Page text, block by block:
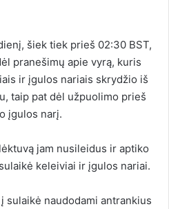
šiek tiek prieš 02:30 BST,
pranešimų apie vyrą, kuris
ir įgulos nariais skrydžio iš
taip pat dėl užpuolimo prieš
įgulos narį.
jam nusileidus ir aptiko
keleiviai ir įgulos nariai.
sulaikė naudodami antrankius